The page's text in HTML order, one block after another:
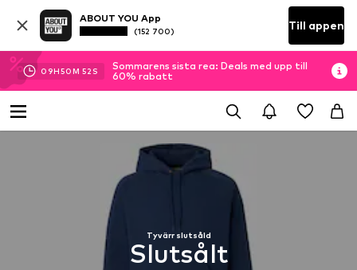
ABOUT YOU App
(152 700) Till appen
09H50M 51 S
Sommarens sista rea: Deals med upp till
60% rabatt
Tyvärr slutsåld
Slutsålt